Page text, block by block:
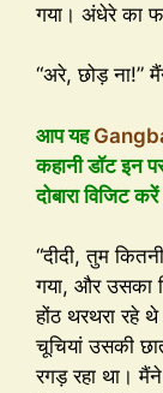
गया। अंधेरे का
“अरे, छोड़ ना!”
आप यह
कहानी डॉट इन
दोबारा विजिट करें
“दीदी, तुम
गया, और उसका
होंठ थरथरा रहे
चूचियां उसकी
रगड़ रहा था।